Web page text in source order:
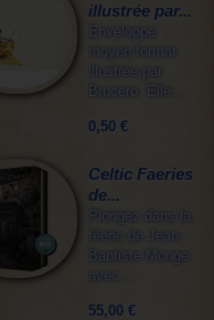
illustrée par...
Enveloppe
moyen format
illustrée par
Brucero. Elle...
0,50 €
Celtic Faeries
de...
Plongez dans la
féerie de Jean-
Baptiste Monge
avec...
55,00 €